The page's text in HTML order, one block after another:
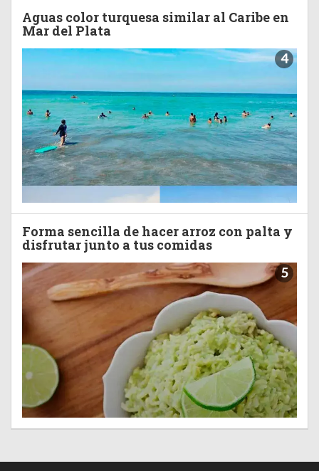
Aguas color turquesa similar al Caribe en
Mar del Plata
4
Forma sencilla de hacer arroz con palta y
disfrutar junto a tus comidas
5